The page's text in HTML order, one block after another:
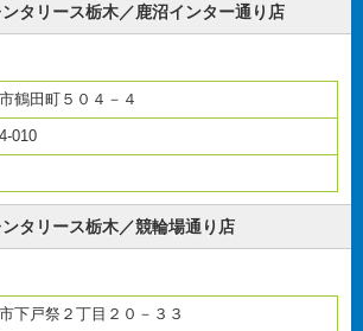
タリース栃木／鹿沼インター通り店
鶴田町５０４－４
010
タリース栃木／競輪場通り店
下戸祭２丁目２０－３３